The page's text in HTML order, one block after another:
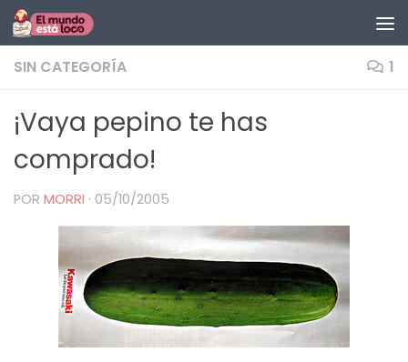
Saltar al contenido
SIN CATEGORÍA 1
¡Vaya pepino te has
comprado!
POR MORRI · 05/10/2005